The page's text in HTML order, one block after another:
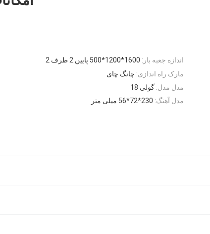
اندازه جعبه بار: 1600*1200*500 پایین 2 طرف 2
مارک راه اندازی: چانگ چای
مدل مدل: گولي 18
مدل آهنگ: 230*72*56 میلی متر